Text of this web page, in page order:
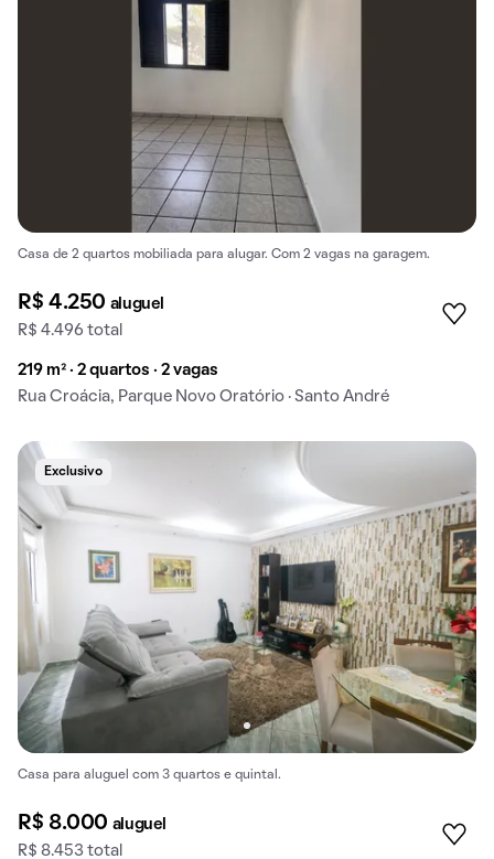
Casa de 2 quartos mobiliada para alugar. Com 2 vagas na garagem.
R$ 4.250 aluguel
R$ 4.496 total
219 m² · 2 quartos · 2 vagas
Rua Croácia, Parque Novo Oratório · Santo André
Exclusivo
Casa para aluguel com 3 quartos e quintal.
R$ 8.000 aluguel
R$ 8.453 total